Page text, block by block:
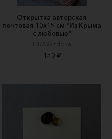
Открытка авторская
почтовая 10x15 см "Из Крыма
с любовью"
DRAWzdova
150 ₽